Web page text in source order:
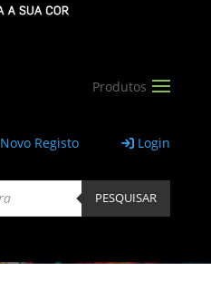
Novo Registo Login
PESQUISAR